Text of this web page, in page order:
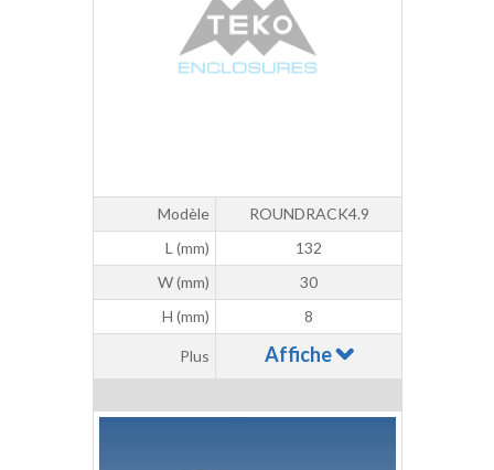
Modèle
ROUNDRACK4.9
L (mm)
132
W (mm)
30
H (mm)
8
Plus Affiche